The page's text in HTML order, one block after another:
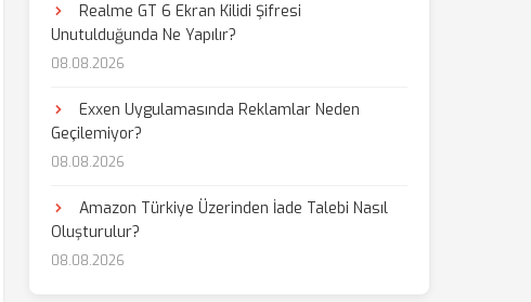
Realme GT 6 Ekran Kilidi Şifresi
Unutulduğunda Ne Yapılır?
08.08.2026
Exxen Uygulamasında Reklamlar Neden
Geçilemiyor?
08.08.2026
Amazon Türkiye Üzerinden İade Talebi Nasıl
Oluşturulur?
08.08.2026